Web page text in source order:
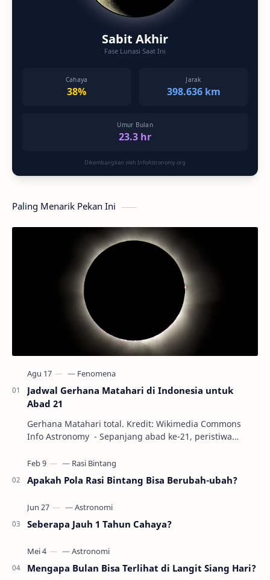
Sabit Akhir
Fase Lunasi Saat Ini
Cahaya
38%
Jarak
398.636 km
Umur Bulan
23.3 hr
Dikembangkan oleh InfoAstronomy.org
Paling Menarik Pekan Ini
Jadwal Gerhana Matahari di Indonesia untuk
Abad 21
Gerhana Matahari total. Kredit: Wikimedia Commons
Info Astronomy - Sepanjang abad ke-21, peristiwa
Apakah Pola Rasi Bintang Bisa Berubah-ubah?
Seberapa Jauh 1 Tahun Cahaya?
Mengapa Bulan Bisa Terlihat di Langit Siang Hari?